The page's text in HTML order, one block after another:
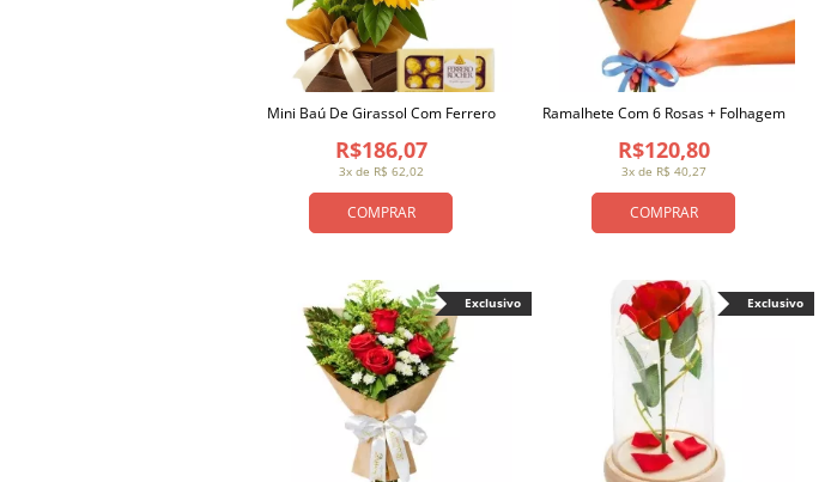
COMPRAR
3x de R$ 62,02
R$186,07
Mini Baú De Girassol Com Ferrero
COMPRAR
3x de R$ 40,27
R$120,80
Ramalhete Com 6 Rosas + Folhagem
Exclusivo Exclusivo